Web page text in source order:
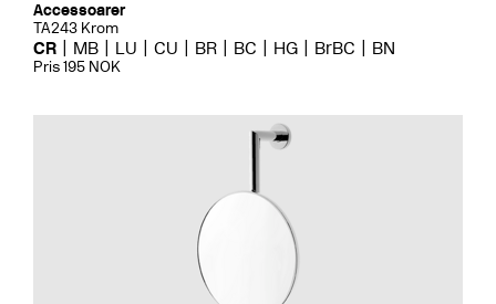
Accessoarer
TA243 Krom
CR MB LU CU BR BC HG BrBC BN
Pris 195 NOK